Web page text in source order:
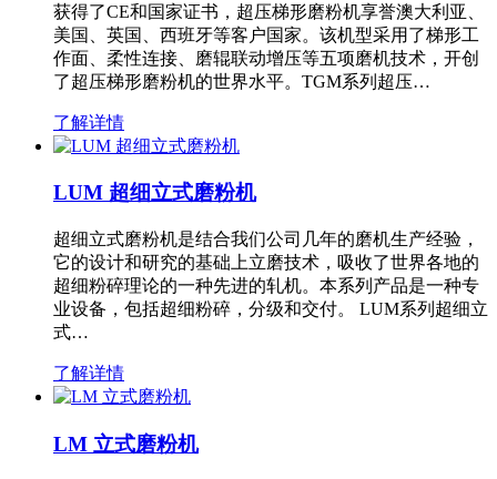
获得了CE和国家证书，超压梯形磨粉机享誉澳大利亚、
美国、英国、西班牙等客户国家。该机型采用了梯形工
作面、柔性连接、磨辊联动增压等五项磨机技术，开创
了超压梯形磨粉机的世界水平。TGM系列超压…
了解详情
LUM 超细立式磨粉机
超细立式磨粉机是结合我们公司几年的磨机生产经验，
它的设计和研究的基础上立磨技术，吸收了世界各地的
超细粉碎理论的一种先进的轧机。本系列产品是一种专
业设备，包括超细粉碎，分级和交付。 LUM系列超细立
式…
了解详情
LM 立式磨粉机